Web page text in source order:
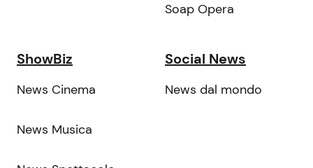
Soap Opera
ShowBiz
News Cinema
News Musica
Social News
News dal mondo